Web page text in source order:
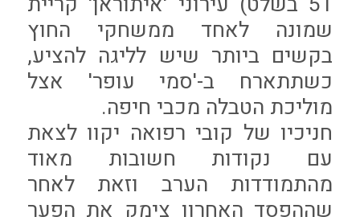
שמונה לאחד ממשחקי החוץ
בקשים ביותר שיש לליגה להציע,
כשתתארח ב-'סמי עופר' אצל
מוליכת הטבלה מכבי חיפה.
חניכיו של קובי רפואה יקוו לצאת
עם נקודות חשובות מאוד
מהתמודדות הערב וזאת לאחר
שההפסד האחרון צימק את הפער